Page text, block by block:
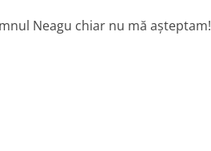
Neagu chiar nu mă așteptam!